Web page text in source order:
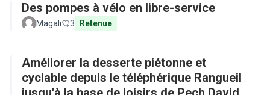
Des pompes à vélo en libre-service
Magali 3 Retenue
Améliorer la desserte piétonne et
cyclable depuis le téléphérique Rangueil